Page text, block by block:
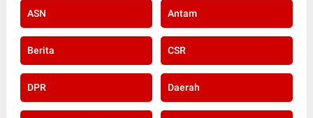
ASN Antam
Berita CSR
DPR Daerah